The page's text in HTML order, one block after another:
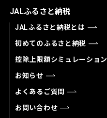
JALふるさと納税
JALふるさと納税とは
初めてのふるさと納税
控除上限額シミュレーション
お知らせ
よくあるご質問
お問い合わせ